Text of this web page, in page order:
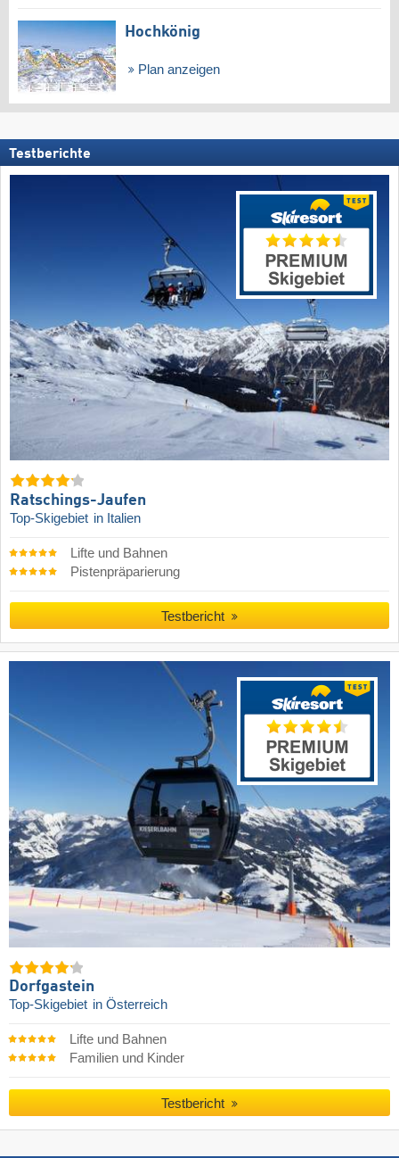
Hochkönig
Plan anzeigen
Testberichte
Ratschings-Jaufen
Top-Skigebiet in Italien
Lifte und Bahnen
Pistenpräparierung
Testbericht
Dorfgastein
Top-Skigebiet in Österreich
Lifte und Bahnen
Familien und Kinder
Testbericht